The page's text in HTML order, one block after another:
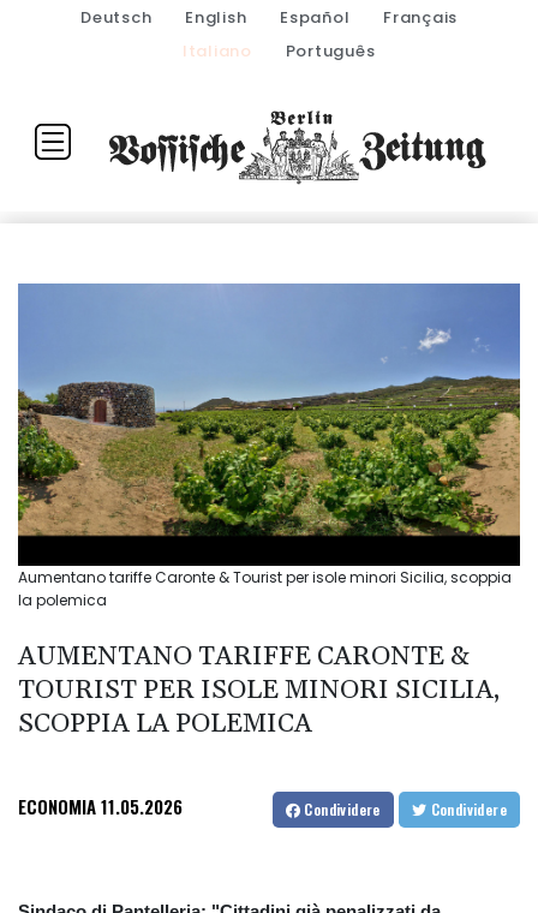
Deutsch English Español
Français
Italiano
Português
Aumentano tariffe Caronte & Tourist per isole minori Sicilia, scoppia
la polemica
AUMENTANO TARIFFE CARONTE &
TOURIST PER ISOLE MINORI SICILIA,
SCOPPIA LA POLEMICA
ECONOMIA11.05.2026 Condividere Condividere